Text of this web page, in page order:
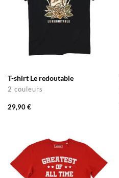
T-shirt Le redoutable
2 couleurs
29,90 €